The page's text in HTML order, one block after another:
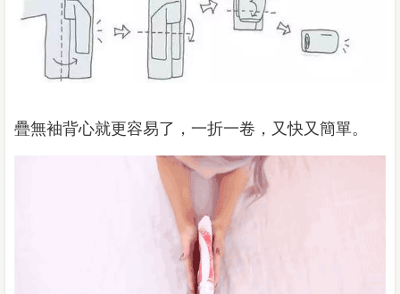
疊無袖背心就更容易了，一折一卷，又快又簡單。